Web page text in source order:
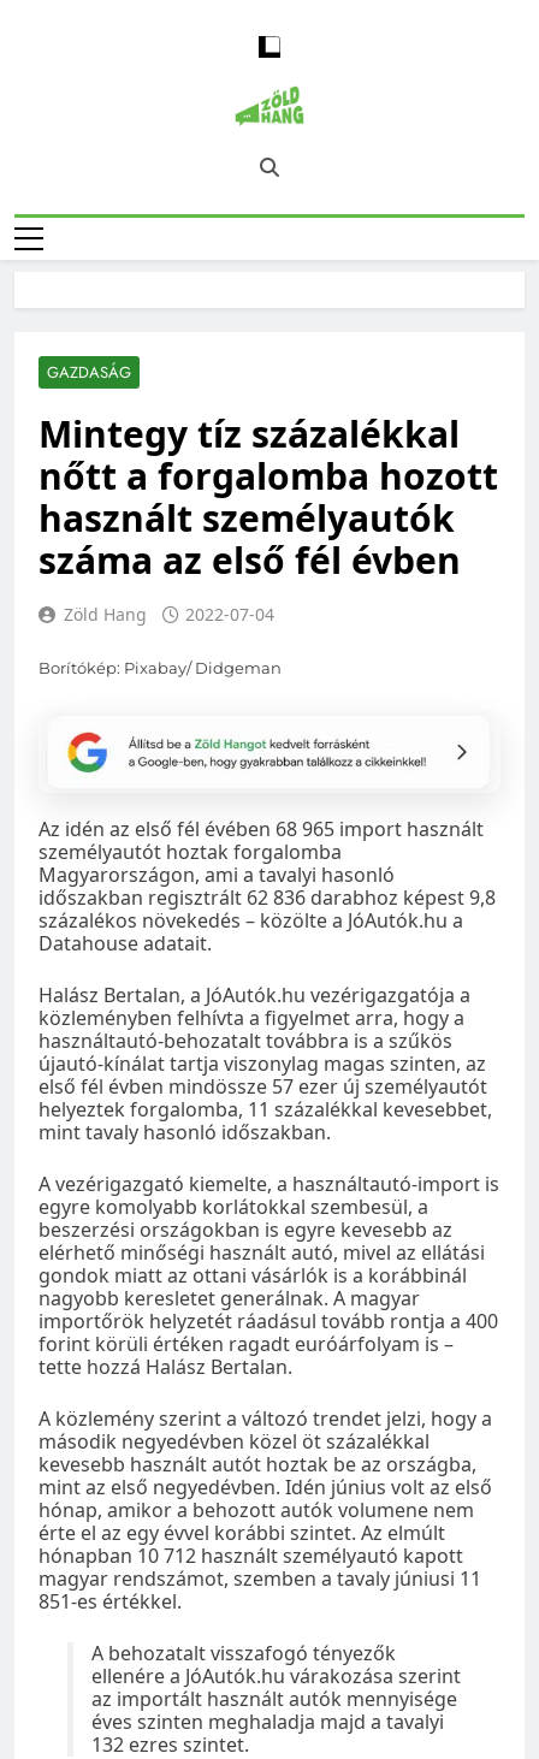
Magyarország
Zöld Hangja
Zöld Hang – Természet, Klímaváltozás,
Fenntarthatóság, Jövő
GAZDASÁG
Mintegy tíz százalékkal
nőtt a forgalomba hozott
használt személyautók
száma az első fél évben
Zöld Hang 2022-07-04
Borítókép: Pixabay/ Didgeman
Az idén az első fél évében 68 965 import használt
személyautót hoztak forgalomba
Magyarországon, ami a tavalyi hasonló
időszakban regisztrált 62 836 darabhoz képest 9,8
százalékos növekedés – közölte a JóAutók.hu a
Datahouse adatait.
Halász Bertalan, a JóAutók.hu vezérigazgatója a
közleményben felhívta a figyelmet arra, hogy a
használtautó-behozatalt továbbra is a szűkös
újautó-kínálat tartja viszonylag magas szinten, az
első fél évben mindössze 57 ezer új személyautót
helyeztek forgalomba, 11 százalékkal kevesebbet,
mint tavaly hasonló időszakban.
A vezérigazgató kiemelte, a használtautó-import is
egyre komolyabb korlátokkal szembesül, a
beszerzési országokban is egyre kevesebb az
elérhető minőségi használt autó, mivel az ellátási
gondok miatt az ottani vásárlók is a korábbinál
nagyobb keresletet generálnak. A magyar
importőrök helyzetét ráadásul tovább rontja a 400
forint körüli értéken ragadt euróárfolyam is –
tette hozzá Halász Bertalan.
A közlemény szerint a változó trendet jelzi, hogy a
második negyedévben közel öt százalékkal
kevesebb használt autót hoztak be az országba,
mint az első negyedévben. Idén június volt az első
hónap, amikor a behozott autók volumene nem
érte el az egy évvel korábbi szintet. Az elmúlt
hónapban 10 712 használt személyautó kapott
magyar rendszámot, szemben a tavaly júniusi 11
851-es értékkel.
A behozatalt visszafogó tényezők
ellenére a JóAutók.hu várakozása szerint
az importált használt autók mennyisége
éves szinten meghaladja majd a tavalyi
132 ezres szintet.